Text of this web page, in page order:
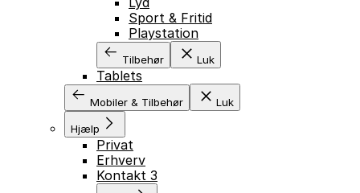
Sport & Fritid
Playstation
Tilbehør Luk
Tablets
Mobiler & Tilbehør Luk
Hjælp
Privat
Erhverv
Kontakt 3